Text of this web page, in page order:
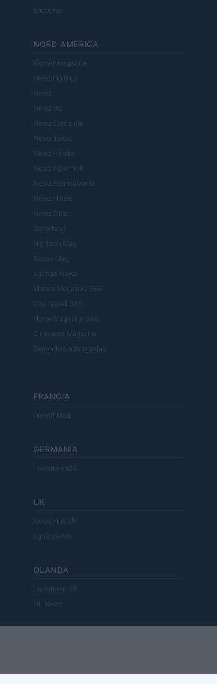
Encocina
NORD AMERICA
Womanmagazine
Investing Plus
Newz
Newz US
Newz California
Newz Texas
Newz Florida
Newz New York
Newz Pennsylvania
Newz Illinois
Newz Ohio
Gameland
Hig Tech Mag
Scoop Mag
Lgbtqia News
Motors Magazine 365
Day Travel 365
Home Magazine 365
Cineverse Magazine
SecondHomeMagazine
FRANCIA
InvestirMag
GERMANIA
Investieren24
UK
News Hub UK
Lgbtq News
OLANDA
Investeren 24
NL Newz